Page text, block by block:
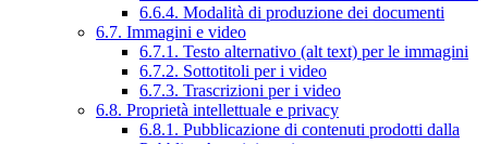
6.6.4. Modalità di produzione dei documenti
6.7. Immagini e video
6.7.1. Testo alternativo (alt text) per le immagini
6.7.2. Sottotitoli per i video
6.7.3. Trascrizioni per i video
6.8. Proprietà intellettuale e privacy
6.8.1. Pubblicazione di contenuti prodotti dalla